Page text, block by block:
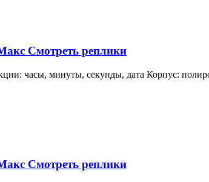
Смотреть реплики
часы, минуты, секунды, дата Корпус:
Смотреть реплики